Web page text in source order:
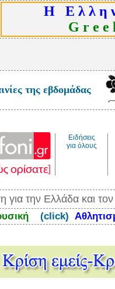
Η Ε λ λ η
G r e e
της εβδομάδας
Ειδήσεις
για όλους
για την Ελλάδα και
(click)